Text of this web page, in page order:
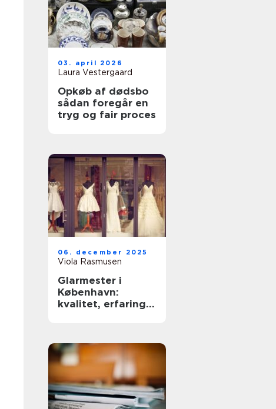
03. april 2026
Laura Vestergaard
Opkøb af dødsbo
sådan foregår en
tryg og fair proces
06. december 2025
Viola Rasmusen
Glarmester i
København:
kvalitet, erfaring